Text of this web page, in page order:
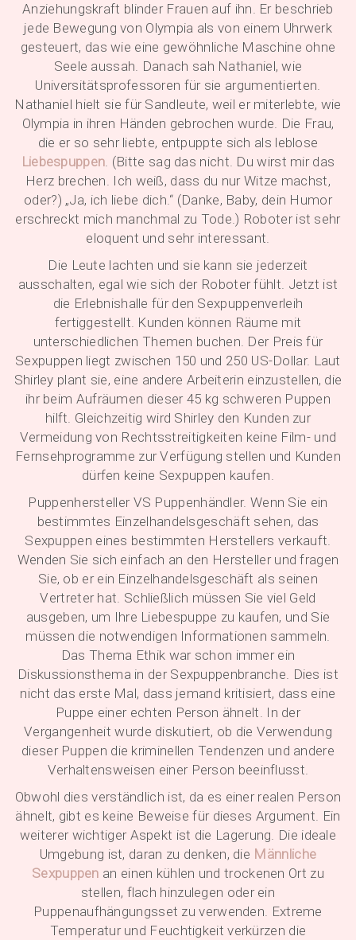
Anziehungskraft blinder Frauen auf ihn. Er beschrieb
jede Bewegung von Olympia als von einem Uhrwerk
gesteuert, das wie eine gewöhnliche Maschine ohne
Seele aussah. Danach sah Nathaniel, wie
Universitätsprofessoren für sie argumentierten.
Nathaniel hielt sie für Sandleute, weil er miterlebte, wie
Olympia in ihren Händen gebrochen wurde. Die Frau,
die er so sehr liebte, entpuppte sich als leblose
Liebespuppen. (Bitte sag das nicht. Du wirst mir das
Herz brechen. Ich weiß, dass du nur Witze machst,
oder?) „Ja, ich liebe dich.“ (Danke, Baby, dein Humor
erschreckt mich manchmal zu Tode.) Roboter ist sehr
eloquent und sehr interessant.
Die Leute lachten und sie kann sie jederzeit
ausschalten, egal wie sich der Roboter fühlt. Jetzt ist
die Erlebnishalle für den Sexpuppenverleih
fertiggestellt. Kunden können Räume mit
unterschiedlichen Themen buchen. Der Preis für
Sexpuppen liegt zwischen 150 und 250 US-Dollar. Laut
Shirley plant sie, eine andere Arbeiterin einzustellen, die
ihr beim Aufräumen dieser 45 kg schweren Puppen
hilft. Gleichzeitig wird Shirley den Kunden zur
Vermeidung von Rechtsstreitigkeiten keine Film- und
Fernsehprogramme zur Verfügung stellen und Kunden
dürfen keine Sexpuppen kaufen.
Puppenhersteller VS Puppenhändler. Wenn Sie ein
bestimmtes Einzelhandelsgeschäft sehen, das
Sexpuppen eines bestimmten Herstellers verkauft.
Wenden Sie sich einfach an den Hersteller und fragen
Sie, ob er ein Einzelhandelsgeschäft als seinen
Vertreter hat. Schließlich müssen Sie viel Geld
ausgeben, um Ihre Liebespuppe zu kaufen, und Sie
müssen die notwendigen Informationen sammeln.
Das Thema Ethik war schon immer ein
Diskussionsthema in der Sexpuppenbranche. Dies ist
nicht das erste Mal, dass jemand kritisiert, dass eine
Puppe einer echten Person ähnelt. In der
Vergangenheit wurde diskutiert, ob die Verwendung
dieser Puppen die kriminellen Tendenzen und andere
Verhaltensweisen einer Person beeinflusst.
Obwohl dies verständlich ist, da es einer realen Person
ähnelt, gibt es keine Beweise für dieses Argument. Ein
weiterer wichtiger Aspekt ist die Lagerung. Die ideale
Umgebung ist, daran zu denken, die Männliche
Sexpuppen an einen kühlen und trockenen Ort zu
stellen, flach hinzulegen oder ein
Puppenaufhängungsset zu verwenden. Extreme
Temperatur und Feuchtigkeit verkürzen die